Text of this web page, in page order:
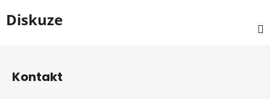
Diskuze
Kontakt